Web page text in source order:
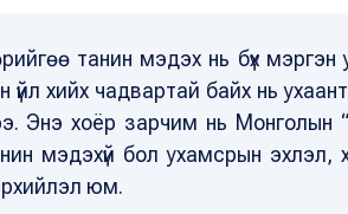
танин мэдэх нь бүх мэргэн
хийх чадвартай байх нь ухаант
Энэ хоёр зарчим нь Монголын
мэдэхүй бол ухамсрын эхлэл,
юм.